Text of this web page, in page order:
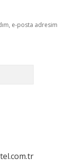
e-posta adresim